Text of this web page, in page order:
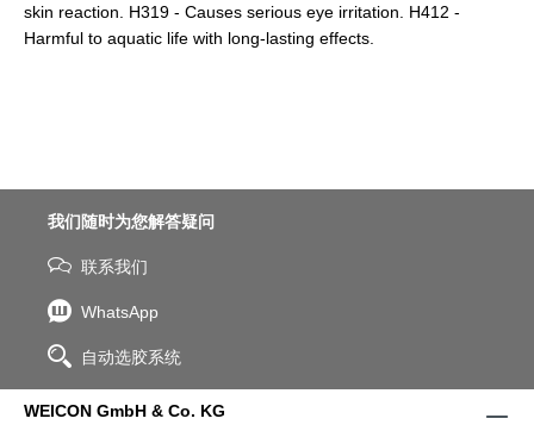
skin reaction. H319 - Causes serious eye irritation. H412 -
Harmful to aquatic life with long-lasting effects.
我们随时为您解答疑问
联系我们
WhatsApp
自动选胶系统
WEICON GmbH & Co. KG